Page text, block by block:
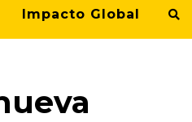
Impacto Global